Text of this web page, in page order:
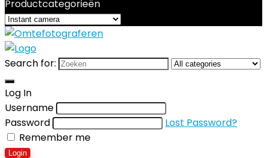
Productcategorieën
Search for:
Log In
Username
Password
Lost Password?
Remember me
Login